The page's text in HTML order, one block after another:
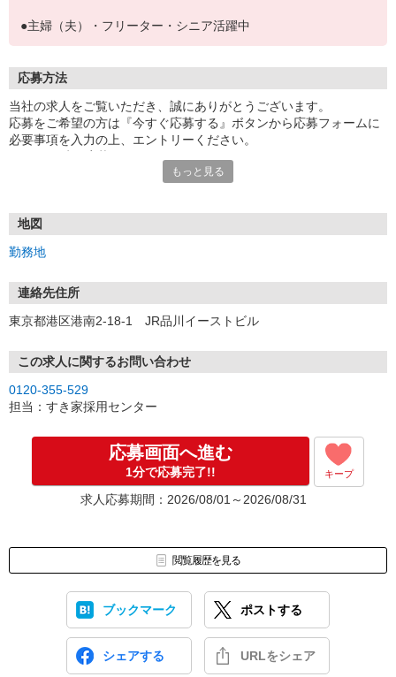
●主婦（夫）・フリーター・シニア活躍中
応募方法
当社の求人をご覧いただき、誠にありがとうございます。
応募をご希望の方は『今すぐ応募する』ボタンから応募フォームに
必要事項を入力の上、エントリーください。
号」など
もっと見る
地図
勤務地
連絡先住所
東京都港区港南2-18-1 JR品川イーストビル
この求人に関するお問い合わせ
0120-355-529
担当：すき家採用センター
応募画面へ進む
1分で応募完了!! キープ
求人応募期間：2026/08/01～2026/08/31
閲覧履歴を見る
ブックマーク ポストする
シェアする URLをシェア